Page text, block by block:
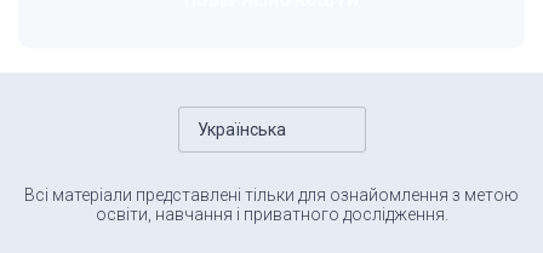
Українська
Всі матеріали представлені тільки для ознайомлення з метою
освіти, навчання і приватного дослідження.